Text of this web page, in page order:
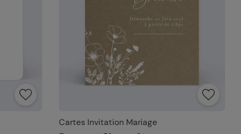
Cartes Invitation Mariage